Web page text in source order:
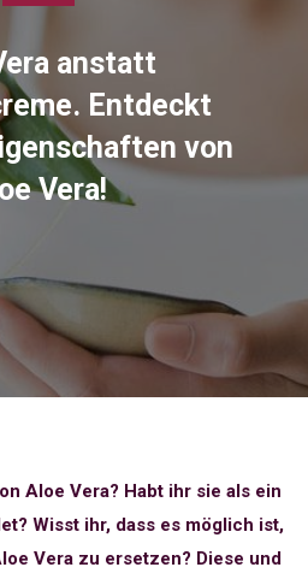
anstatt
Entdeckt
von
Vera!
Aloe Vera? Habt ihr sie als ein
Wisst ihr, dass es möglich ist,
Vera zu ersetzen? Diese und